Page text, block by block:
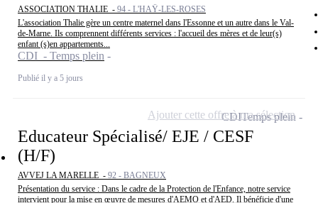
ASSOCIATION THALIE - 94 - L'HAŸ-LES-ROSES
L'association Thalie gère un centre maternel dans l'Essonne et un autre dans le Val-
de-Marne. Ils comprennent différents services : l'accueil des mères et de leur(s)
enfant (s)en appartements...
CDI - Temps plein
Publié il y a 5 jours
Educateur Spécialisé/ EJE / CESF
(H/F)
AVVEJ LA MARELLE - 92 - BAGNEUX
Présentation du service : Dans le cadre de la Protection de l'Enfance, notre service
intervient pour la mise en œuvre de mesures d'AEMO et d'AED. Il bénéficie d'une
CDITemps plein
Ajouter cette offre à ma sélection